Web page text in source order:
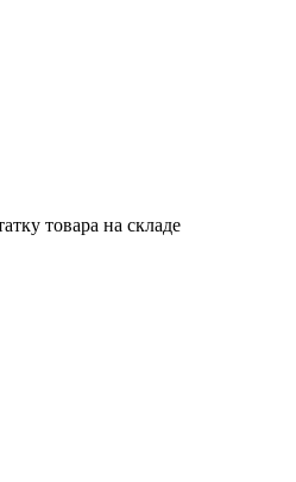
товара на складе